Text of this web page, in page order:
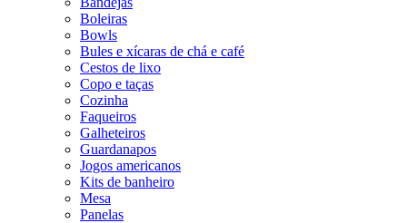
Boleiras
Bowls
Bules e xícaras de chá e café
Cestos de lixo
Copo e taças
Cozinha
Faqueiros
Galheteiros
Guardanapos
Jogos americanos
Kits de banheiro
Mesa
Panelas